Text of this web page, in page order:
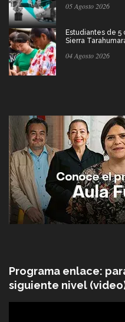
05 Agosto 2026
Estudiantes de 5
Sierra
04 Agosto 2026
Programa enlace:
siguiente nivel